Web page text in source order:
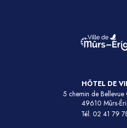
HÔTEL DE
5 chemin de
49610 Mûrs-
Tél. 02 41 79